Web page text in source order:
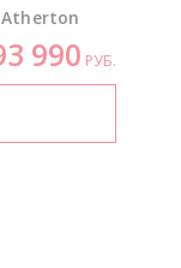
Atherton
990 РУБ.